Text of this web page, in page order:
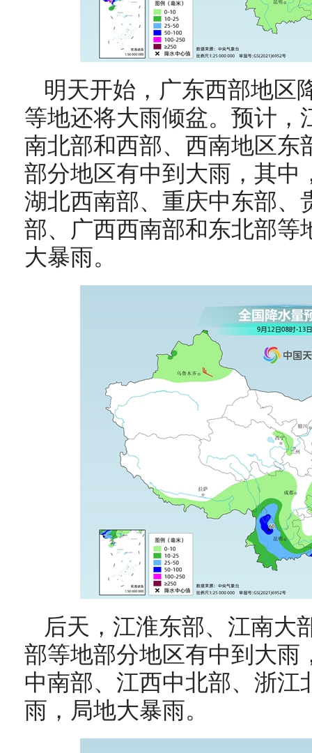
明天开始，广东西部地区
等地还将大雨倾盆。预计，
南北部和西部、西南地区东
部分地区有中到大雨，其中
湖北西南部、重庆中东部、
部、广西西南部和东北部等
大暴雨。
后天， 江淮东部、江南大
部等地部分地区有中到大雨
中南部、江西中北部、浙江
雨，局地大暴雨。